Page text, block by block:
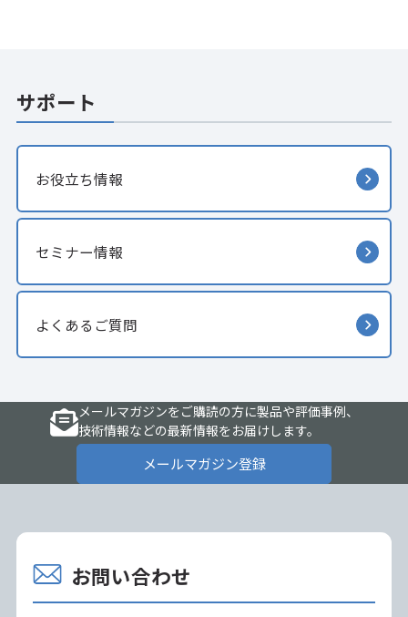
サポート
お役立ち情報
セミナー情報
よくあるご質問
メールマガジンをご購読の方に製品や評価事例、
技術情報などの最新情報をお届けします。
メールマガジン登録
お問い合わせ